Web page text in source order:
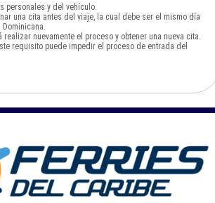
personales y del vehículo.
una cita antes del viaje, la cual debe ser el mismo día
realizar nuevamente el proceso y obtener una nueva cita.
requisito puede impedir el proceso de entrada del